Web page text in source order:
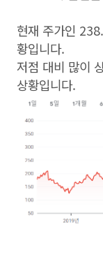
현재 주가인
황입니다.
저점 대비 많이
상황입니다.